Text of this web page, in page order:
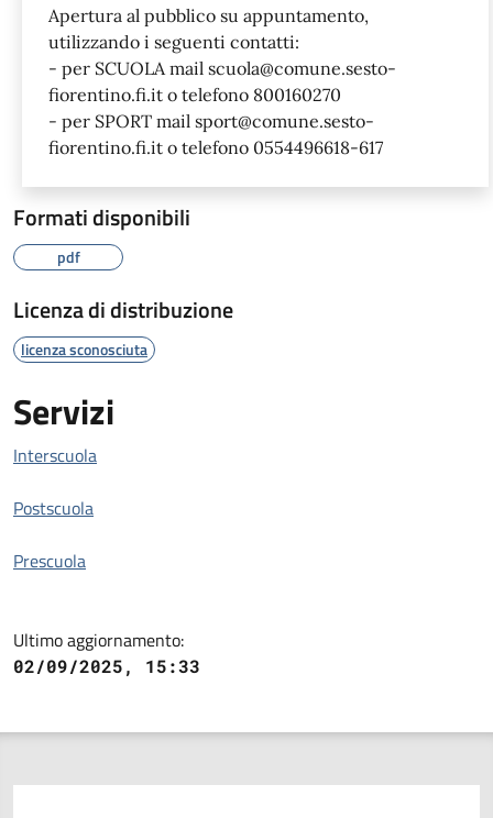
Apertura al pubblico su appuntamento,
utilizzando i seguenti contatti:
- per SCUOLA mail scuola@comune.sesto-
fiorentino.fi.it o telefono 800160270
- per SPORT mail sport@comune.sesto-
fiorentino.fi.it o telefono 0554496618-617
Formati disponibili
pdf
Licenza di distribuzione
licenza sconosciuta
Servizi
Interscuola
Postscuola
Prescuola
Ultimo aggiornamento:
02/09/2025, 15:33